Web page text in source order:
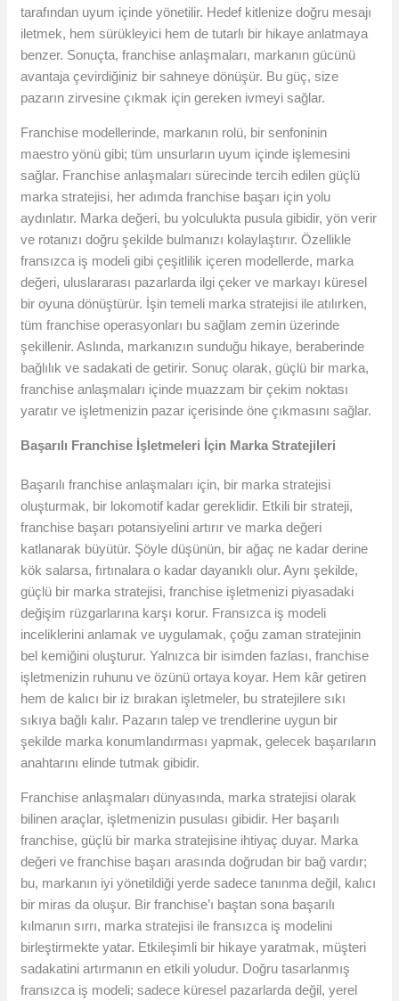
tarafından uyum içinde yönetilir. Hedef kitlenize doğru mesajı
iletmek, hem sürükleyici hem de tutarlı bir hikaye anlatmaya
benzer. Sonuçta, franchise anlaşmaları, markanın gücünü
avantaja çevirdiğiniz bir sahneye dönüşür. Bu güç, size
pazarın zirvesine çıkmak için gereken ivmeyi sağlar.
Franchise modellerinde, markanın rolü, bir senfoninin
maestro yönü gibi; tüm unsurların uyum içinde işlemesini
sağlar. Franchise anlaşmaları sürecinde tercih edilen güçlü
marka stratejisi, her adımda franchise başarı için yolu
aydınlatır. Marka değeri, bu yolculukta pusula gibidir, yön verir
ve rotanızı doğru şekilde bulmanızı kolaylaştırır. Özellikle
fransızca iş modeli gibi çeşitlilik içeren modellerde, marka
değeri, uluslararası pazarlarda ilgi çeker ve markayı küresel
bir oyuna dönüştürür. İşin temeli marka stratejisi ile atılırken,
tüm franchise operasyonları bu sağlam zemin üzerinde
şekillenir. Aslında, markanızın sunduğu hikaye, beraberinde
bağlılık ve sadakati de getirir. Sonuç olarak, güçlü bir marka,
franchise anlaşmaları içinde muazzam bir çekim noktası
yaratır ve işletmenizin pazar içerisinde öne çıkmasını sağlar.
Başarılı Franchise İşletmeleri İçin Marka Stratejileri
Başarılı franchise anlaşmaları için, bir marka stratejisi
oluşturmak, bir lokomotif kadar gereklidir. Etkili bir strateji,
franchise başarı potansiyelini artırır ve marka değeri
katlanarak büyütür. Şöyle düşünün, bir ağaç ne kadar derine
kök salarsa, fırtınalara o kadar dayanıklı olur. Aynı şekilde,
güçlü bir marka stratejisi, franchise işletmenizi piyasadaki
değişim rüzgarlarına karşı korur. Fransızca iş modeli
inceliklerini anlamak ve uygulamak, çoğu zaman stratejinin
bel kemiğini oluşturur. Yalnızca bir isimden fazlası, franchise
işletmenizin ruhunu ve özünü ortaya koyar. Hem kâr getiren
hem de kalıcı bir iz bırakan işletmeler, bu stratejilere sıkı
sıkıya bağlı kalır. Pazarın talep ve trendlerine uygun bir
şekilde marka konumlandırması yapmak, gelecek başarıların
anahtarını elinde tutmak gibidir.
Franchise anlaşmaları dünyasında, marka stratejisi olarak
bilinen araçlar, işletmenizin pusulası gibidir. Her başarılı
franchise, güçlü bir marka stratejisine ihtiyaç duyar. Marka
değeri ve franchise başarı arasında doğrudan bir bağ vardır;
bu, markanın iyi yönetildiği yerde sadece tanınma değil, kalıcı
bir miras da oluşur. Bir franchise’ı baştan sona başarılı
kılmanın sırrı, marka stratejisi ile fransızca iş modelini
birleştirmekte yatar. Etkileşimli bir hikaye yaratmak, müşteri
sadakatini artırmanın en etkili yoludur. Doğru tasarlanmış
fransızca iş modeli; sadece küresel pazarlarda değil, yerel